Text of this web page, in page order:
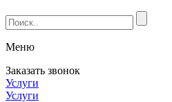
Меню
Заказать звонок
Услуги
Услуги